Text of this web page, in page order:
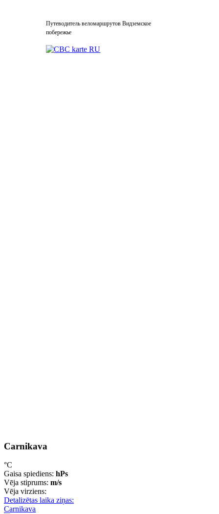
Путеводитель веломаршрутов Видземское
побережье
Carnikava
°C
Gaisa spiediens: hPs
Vēja stiprums: m/s
Vēja virziens:
Detalizētas laika ziņas:
Carnikava